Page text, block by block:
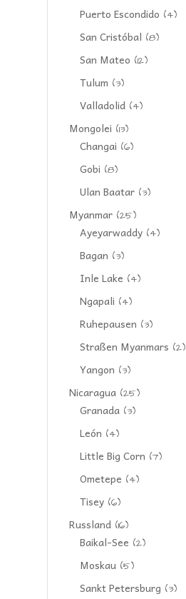
Puerto Escondido (4)
San Cristóbal (8)
San Mateo (12)
Tulum (3)
Valladolid (4)
Mongolei (13)
Changai (6)
Gobi (8)
Ulan Baatar (3)
Myanmar (25)
Ayeyarwaddy (4)
Bagan (3)
Inle Lake (4)
Ngapali (4)
Ruhepausen (3)
Straßen Myanmars (2)
Yangon (3)
Nicaragua (25)
Granada (3)
León (4)
Little Big Corn (7)
Ometepe (4)
Tisey (6)
Russland (16)
Baikal-See (2)
Moskau (5)
Sankt Petersburg (3)